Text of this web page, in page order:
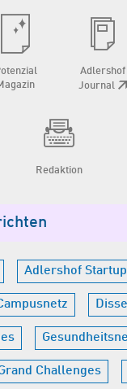
Adlershof
Journal
Redaktion
Adlershof
Challenges